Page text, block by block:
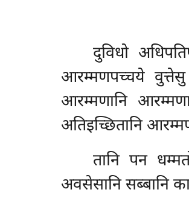
दुविधो
आरम्मणपच्चये वुत्तेसु
आरम्मणानि
अतिइच्छितानि
तानि पन
अवसेसानि सब्बानि